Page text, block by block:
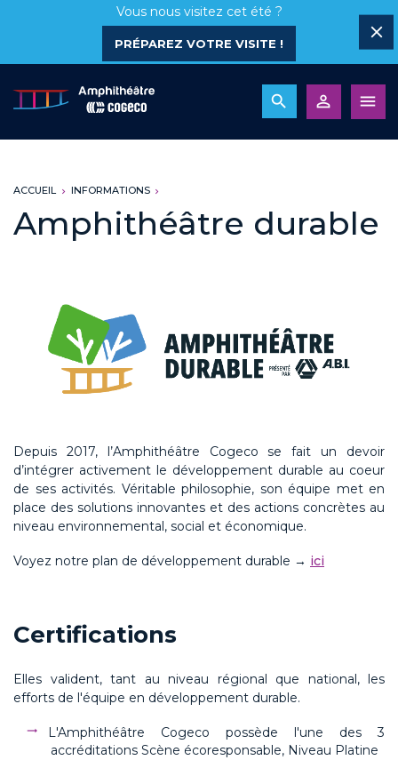
Vous nous visitez cet été ?
PRÉPAREZ VOTRE VISITE !
ACCUEIL INFORMATIONS
Amphithéâtre durable
Depuis 2017, l’Amphithéâtre Cogeco se fait un devoir
d’intégrer activement le développement durable au coeur
de ses activités. Véritable philosophie, son équipe met en
place des solutions innovantes et des actions concrètes au
niveau environnemental, social et économique.
Voyez notre plan de développement durable → ici
Certifications
Elles valident, tant au niveau régional que national, les
efforts de l'équipe en développement durable.
L'Amphithéâtre Cogeco possède l'une des 3
accréditations Scène écoresponsable, Niveau Platine